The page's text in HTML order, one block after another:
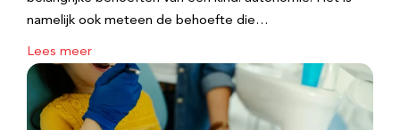
namelijk ook meteen de behoefte die…
Lees meer